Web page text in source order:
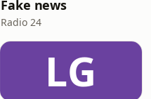
Fake news
Radio 24
LG